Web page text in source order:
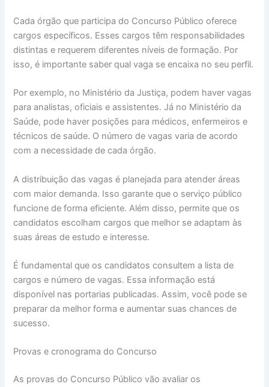
Cada órgão que participa do Concurso Público oferece
cargos específicos. Esses cargos têm responsabilidades
distintas e requerem diferentes níveis de formação. Por
isso, é importante saber qual vaga se encaixa no seu perfil.
Por exemplo, no Ministério da Justiça, podem haver vagas
para analistas, oficiais e assistentes. Já no Ministério da
Saúde, pode haver posições para médicos, enfermeiros e
técnicos de saúde. O número de vagas varia de acordo
com a necessidade de cada órgão.
A distribuição das vagas é planejada para atender áreas
com maior demanda. Isso garante que o serviço público
funcione de forma eficiente. Além disso, permite que os
candidatos escolham cargos que melhor se adaptam às
suas áreas de estudo e interesse.
É fundamental que os candidatos consultem a lista de
cargos e número de vagas. Essa informação está
disponível nas portarias publicadas. Assim, você pode se
preparar da melhor forma e aumentar suas chances de
sucesso.
Provas e cronograma do Concurso
As provas do Concurso Público vão avaliar os